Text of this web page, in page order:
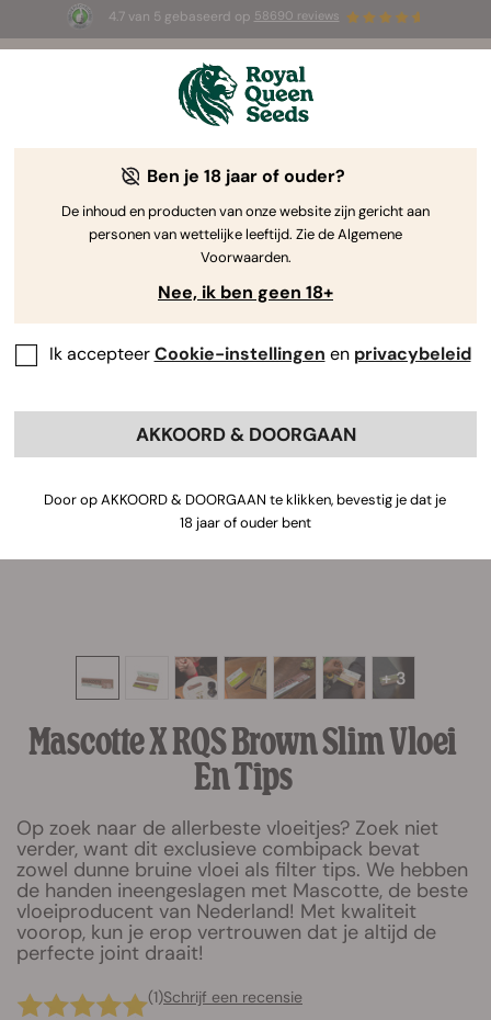
4.7 van 5 gebaseerd op 58690 reviews
3 White Widow Auto zaadjesGRATIS voor de
+ 3
Mascotte X RQS Brown Slim Vloei
En Tips
Op zoek naar de allerbeste vloeitjes? Zoek niet
verder, want dit exclusieve combipack bevat
zowel dunne bruine vloei als filter tips. We hebben
de handen ineengeslagen met Mascotte, de beste
vloeiproducent van Nederland! Met kwaliteit
voorop, kun je erop vertrouwen dat je altijd de
perfecte joint draait!
(1)Schrijf een recensie
Ben je 18 jaar of ouder?
De inhoud en producten van onze website zijn gericht aan
personen van wettelijke leeftijd. Zie de Algemene
Voorwaarden.
Nee, ik ben geen 18+
Ik accepteerCookie-instellingen en privacybeleid
AKKOORD & DOORGAAN
Door op AKKOORD & DOORGAAN te klikken, bevestig je dat je
18 jaar of ouder bent